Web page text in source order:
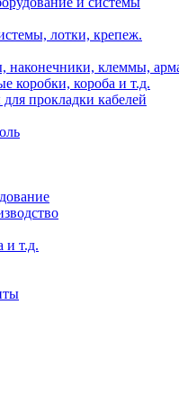
лотки, крепеж.
наконечники, клеммы,
коробки, короба и т.д.
прокладки кабелей
и т.д.